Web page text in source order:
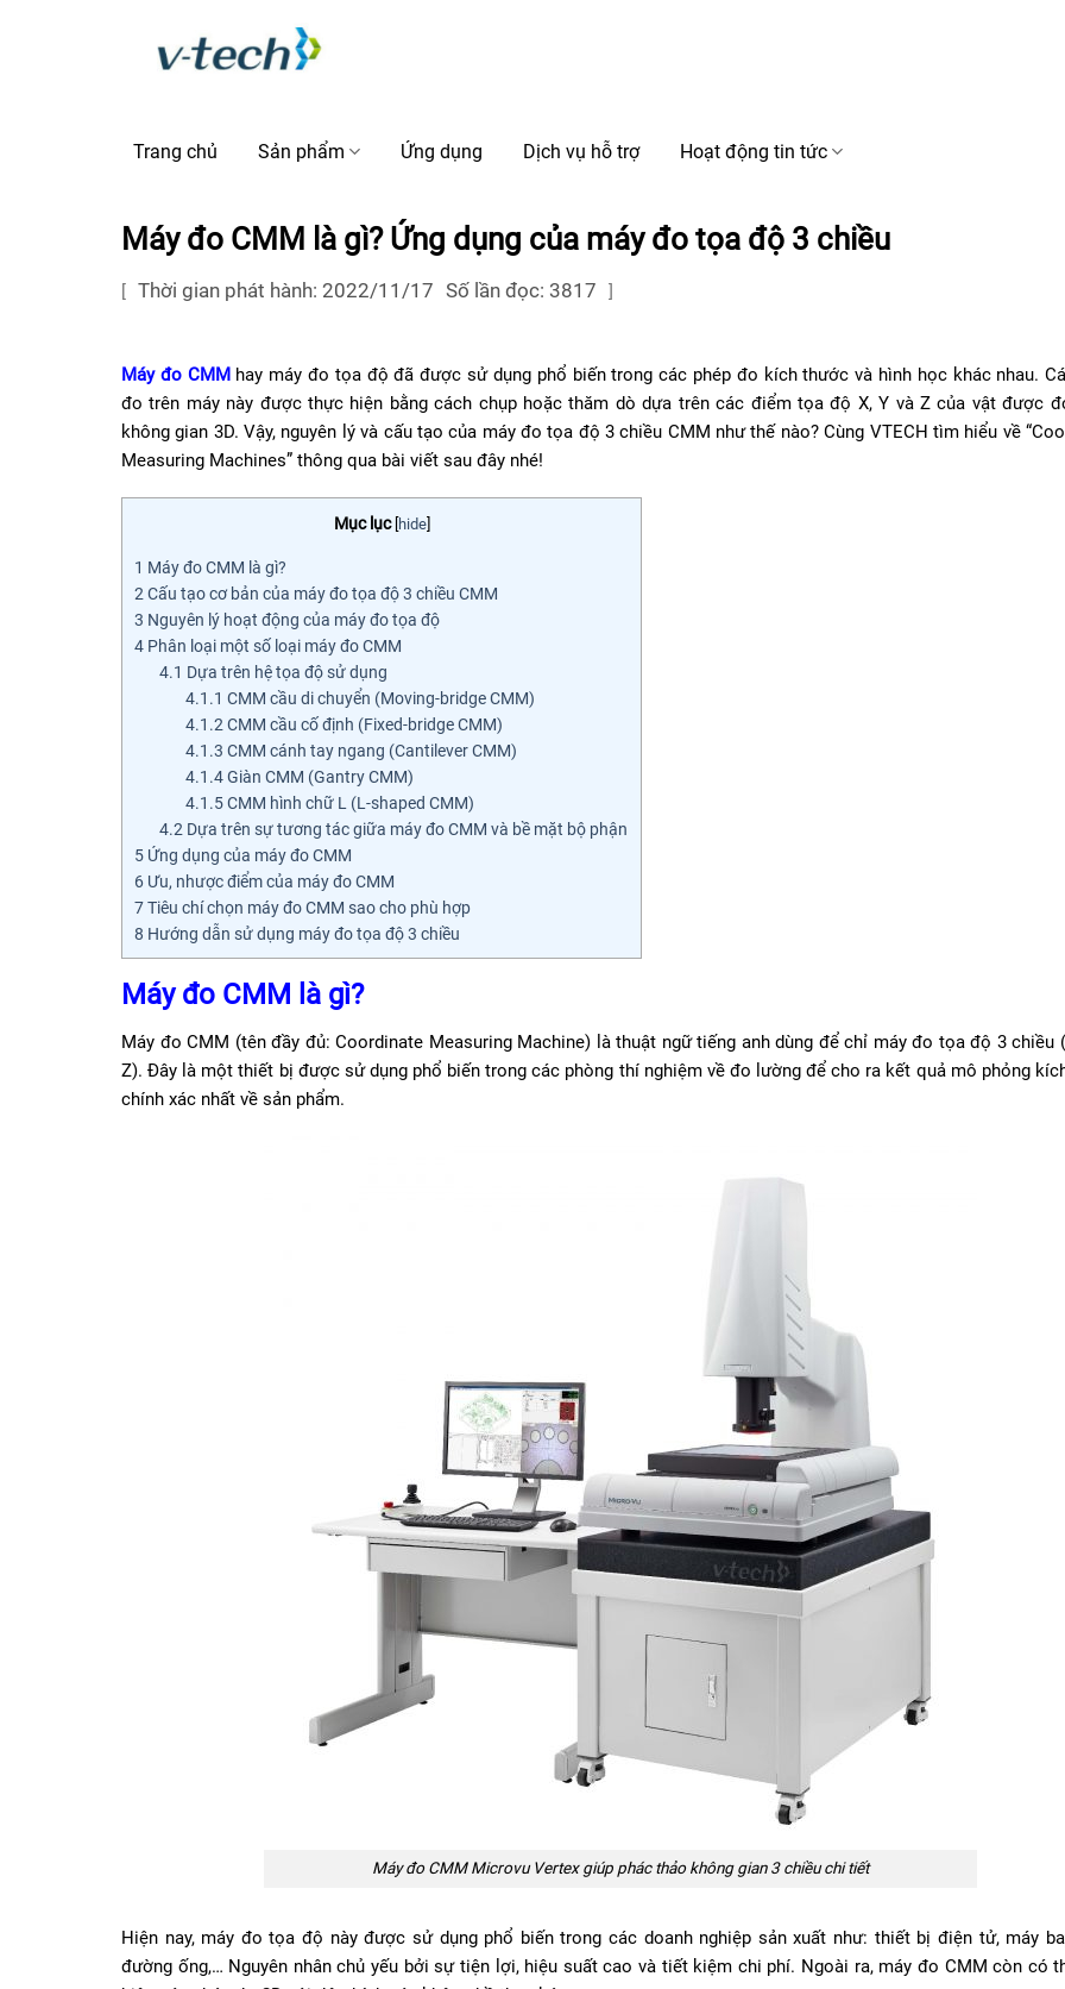
Trang chủ Sản phẩm Ứng dụng Dịch vụ hỗ trợ Hoạt động tin tức
Máy đo CMM là gì? Ứng dụng của máy đo tọa độ 3 chiều
[ Thời gian phát hành: 2022/11/17 Số lần đọc: 3817 ]
Máy đo CMMhay máy đo tọa độ đã được sử dụng phổ biến trong các phép đo kích thước và hình học khác nhau.
đo trên máy này được thực hiện bằng cách chụp hoặc thăm dò dựa trên các điểm tọa độ X, Y và Z của vật được
không gian 3D. Vậy, nguyên lý và cấu tạo của máy đo tọa độ 3 chiều CMM như thế nào? Cùng VTECH tìm hiểu về
Measuring Machines” thông qua bài viết sau đây nhé!
Mục lục hide]
1 Máy đo CMM là gì?
2 Cấu tạo cơ bản của máy đo tọa độ 3 chiều CMM
3 Nguyên lý hoạt động của máy đo tọa độ
4 Phân loại một số loại máy đo CMM
4.1 Dựa trên hệ tọa độ sử dụng
4.1.1 CMM cầu di chuyển (Moving-bridge CMM)
4.1.2 CMM cầu cố định (Fixed-bridge CMM)
4.1.3 CMM cánh tay ngang (Cantilever CMM)
4.1.4Giàn CMM (Gantry CMM)
4.1.5CMM hình chữ L (L-shaped CMM)
4.2 Dựa trên sự tương tác giữa máy đo CMM và bề mặt bộ phận
5 Ứng dụng của máy đo CMM
6 Ưu, nhược điểm của máy đo CMM
7Tiêu chí chọn máy đo CMM sao cho phù hợp
8 Hướng dẫn sử dụng máy đo tọa độ 3 chiều
Máy đo CMM là gì?
Máy đo CMM (tên đầy đủ: Coordinate Measuring Machine) là thuật ngữ tiếng anh dùng để chỉ máy đo tọa độ 3 chiều
Z). Đây là một thiết bị được sử dụng phổ biến trong các phòng thí nghiệm về đo lường để cho ra kết quả mô phỏng
chính xác nhất về sản phẩm.
Máy đo CMM Microvu Vertex giúp phác thảo không gian 3 chiều chi tiết
Hiện nay, máy đo tọa độ này được sử dụng phổ biến trong các doanh nghiệp sản xuất như: thiết bị điện tử, máy
đường ống,… Nguyên nhân chủ yếu bởi sự tiện lợi, hiệu suất cao và tiết kiệm chi phí. Ngoài ra, máy đo CMM còn có